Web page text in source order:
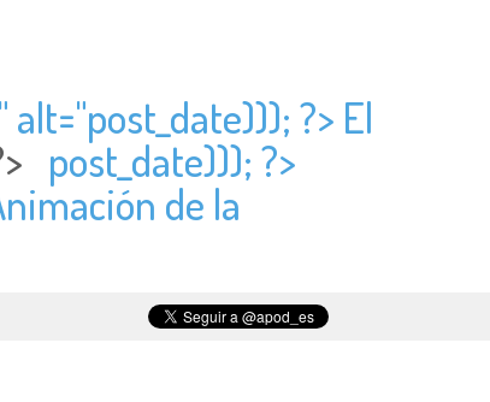
alt="post_date))); ?> El
post_date))); ?>
de la